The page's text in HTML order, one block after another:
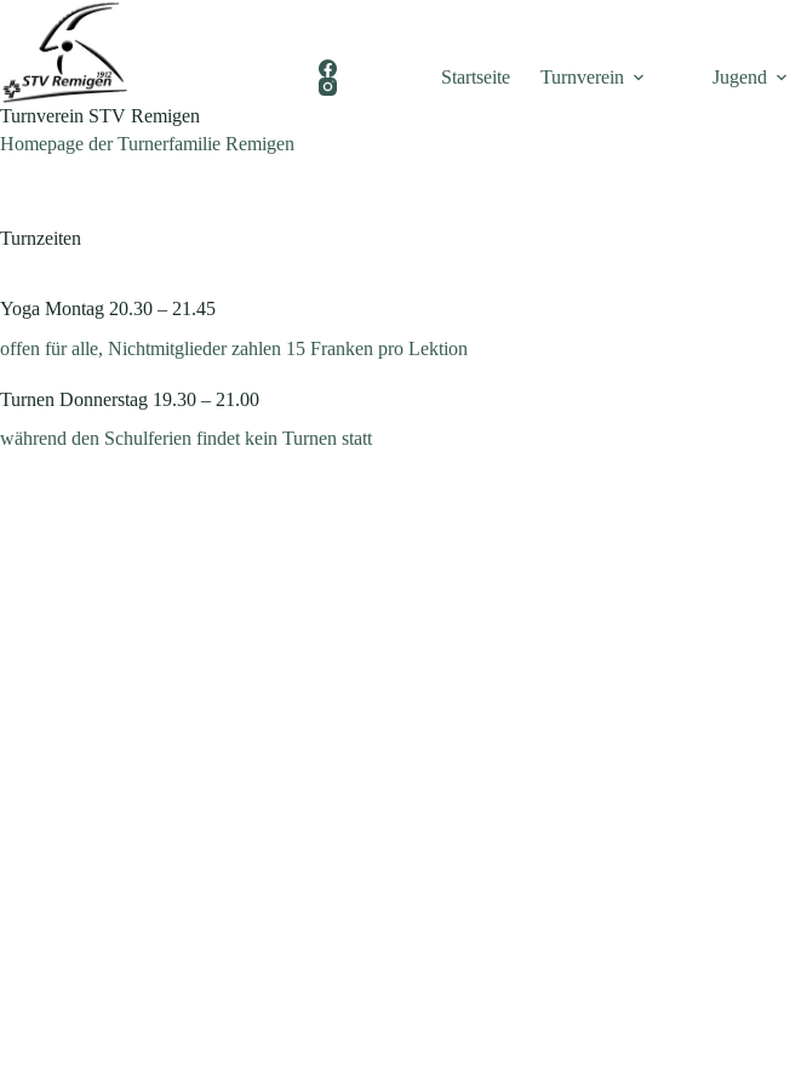
springen
Turnverein STV Remigen
Homepage der Turnerfamilie Remigen
Startseite Turnverein Jugend
Turnzeiten
Yoga Montag 20.30 – 21.45
offen für alle, Nichtmitglieder zahlen 15 Franken pro Lektion
Turnen Donnerstag 19.30 – 21.00
während den Schulferien findet kein Turnen statt